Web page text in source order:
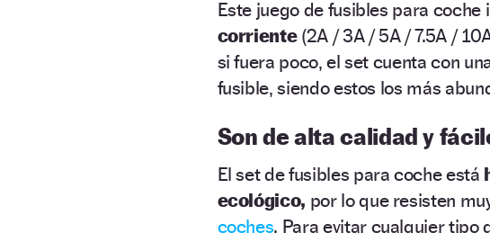
Este juego de fusibles para coche
corriente(2A / 3A / 5A / 7.5A /
si fuera poco, el set cuenta con
fusible, siendo estos los más
Son de alta calidad y
El set de fusibles para coche está
ecológico, por lo que resisten
coches. Para evitar cualquier tipo